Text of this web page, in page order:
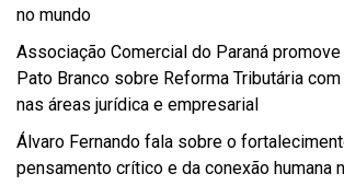
no mundo
Associação Comercial do Paraná
Pato Branco sobre Reforma Tributária
nas áreas jurídica e empresarial
Álvaro Fernando fala sobre o
pensamento crítico e da conexão humana